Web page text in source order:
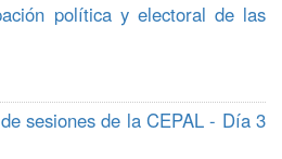
política y electoral de las
sesiones de la CEPAL - Día 3